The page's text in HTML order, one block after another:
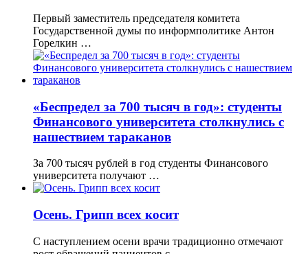
Первый заместитель председателя комитета
Государственной думы по информполитике Антон
Горелкин …
«Беспредел за 700 тысяч в год»: студенты
Финансового университета столкнулись с
нашествием тараканов
За 700 тысяч рублей в год студенты Финансового
университета получают …
Осень. Грипп всех косит
С наступлением осени врачи традиционно отмечают